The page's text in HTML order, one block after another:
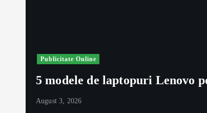
Publicitate Online
5 modele de laptopuri Lenovo
August 3, 2026